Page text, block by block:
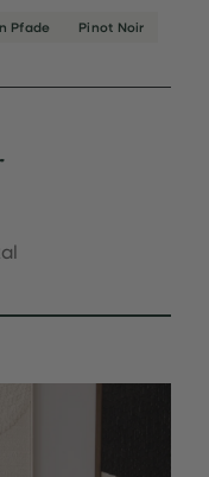
Pfade Pinot Noir